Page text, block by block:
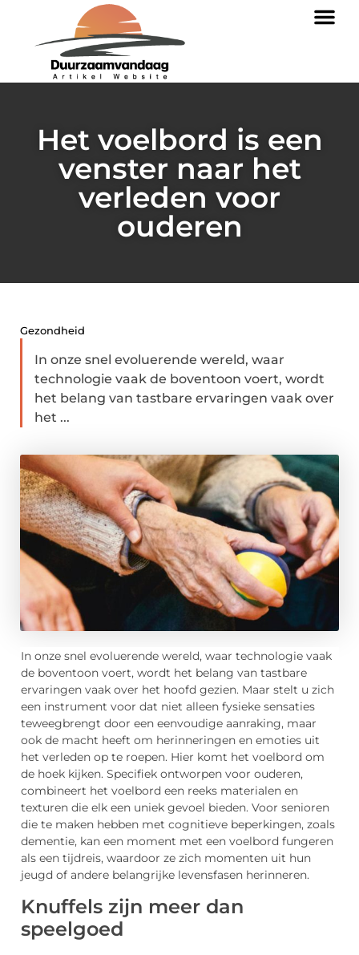
Het voelbord is een
venster naar het
verleden voor
ouderen
Gezondheid
In onze snel evoluerende wereld, waar
technologie vaak de boventoon voert, wordt
het belang van tastbare ervaringen vaak over
het ...
In onze snel evoluerende wereld, waar technologie vaak
de boventoon voert, wordt het belang van tastbare
ervaringen vaak over het hoofd gezien. Maar stelt u zich
een instrument voor dat niet alleen fysieke sensaties
teweegbrengt door een eenvoudige aanraking, maar
ook de macht heeft om herinneringen en emoties uit
het verleden op te roepen. Hier komt het voelbord om
de hoek kijken. Specifiek ontworpen voor ouderen,
combineert het voelbord een reeks materialen en
texturen die elk een uniek gevoel bieden. Voor senioren
die te maken hebben met cognitieve beperkingen, zoals
dementie, kan een moment met een voelbord fungeren
als een tijdreis, waardoor ze zich momenten uit hun
jeugd of andere belangrijke levensfasen herinneren.
Knuffels zijn meer dan
speelgoed